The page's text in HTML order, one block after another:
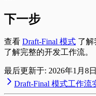
下一步
查看 Draft-Final 模式 了
了解完整的开发工作流。
最后更新于: 2026年1月8日
Draft-Final 模式工作流